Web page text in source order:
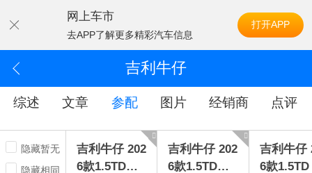
网上车市
去APP了解更多精彩汽车信息
打开APP
吉利牛仔
综述 文章 参配 图片 经销商 点评
隐藏暂无
隐藏相同
吉利牛仔 202
6款1.5TD寻
吉利牛仔 202
6款1.5TD逐
吉利牛仔
6款1.5TD